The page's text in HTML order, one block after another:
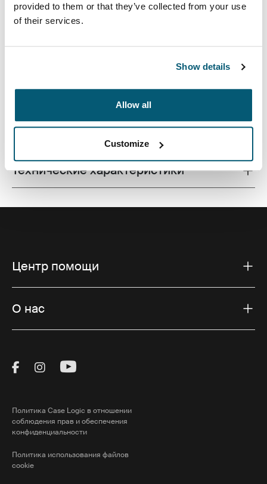
provided to them or that they’ve collected from your use
of their services.
Show details
Allow all
Customize
гармоничным сочетанием разных текстур и
Toggle techspec
Технические характеристики
Центр помощи
О нас
Visit Thule on Facebook (external link)
Visit Thule on Instagram (external link)
Visit Thule on Youtube (external
Политика Case Logic в отношении
соблюдения прав и обеспечения
конфиденциальности
Политика использования файлов
cookie